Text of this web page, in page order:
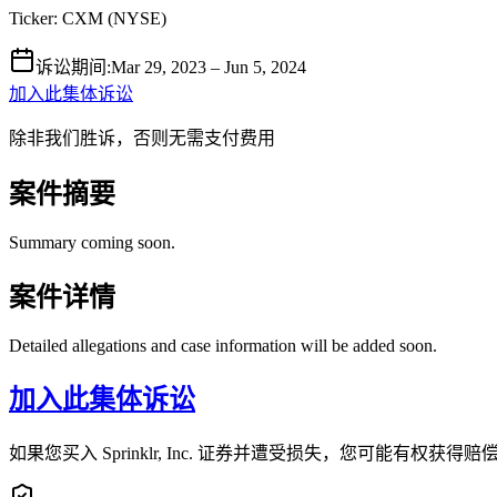
Ticker: CXM (NYSE)
诉讼期间 :Mar 29, 2023 – Jun 5, 2024
加入此集体诉讼
除非我们胜诉，否则无需支付费用
案件摘要
Summary coming soon.
案件详情
Detailed allegations and case information will be added soon.
加入此集体诉讼
如果您买入 Sprinklr, Inc. 证券并遭受损失，您可能有权获得赔